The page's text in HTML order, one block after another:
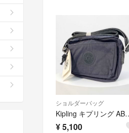
ショルダーバッグ
Kipling キプリング
¥5,100